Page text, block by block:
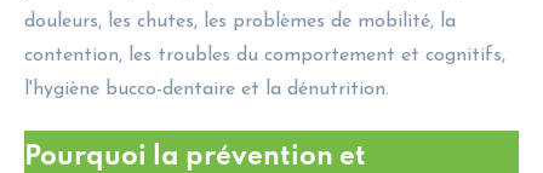
douleurs, les chutes, les problèmes de mobilité, la
contention, les troubles du comportement et cognitifs,
l'hygiène bucco-dentaire et la dénutrition.
Pourquoi la prévention et